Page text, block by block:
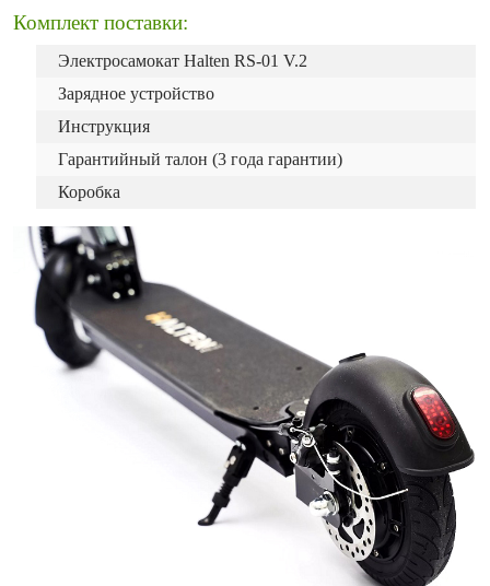
Комплект поставки:
Электросамокат Halten RS-01 V.2
Зарядное устройство
Инструкция
Гарантийный талон (3 года гарантии)
Коробка